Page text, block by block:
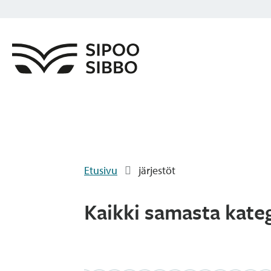
Etusivu järjestöt
Kaikki samasta